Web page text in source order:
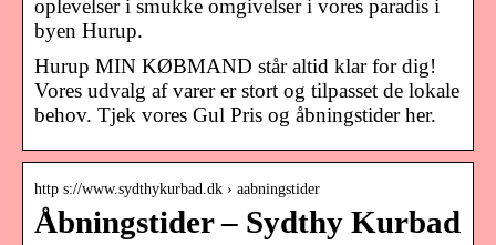
oplevelser i smukke omgivelser i vores paradis i
byen Hurup.
Hurup MIN KØBMAND står altid klar for dig!
Vores udvalg af varer er stort og tilpasset de lokale
behov. Tjek vores Gul Pris og åbningstider her.
http s://www.sydthykurbad.dk › aabningstider
Åbningstider – Sydthy Kurbad